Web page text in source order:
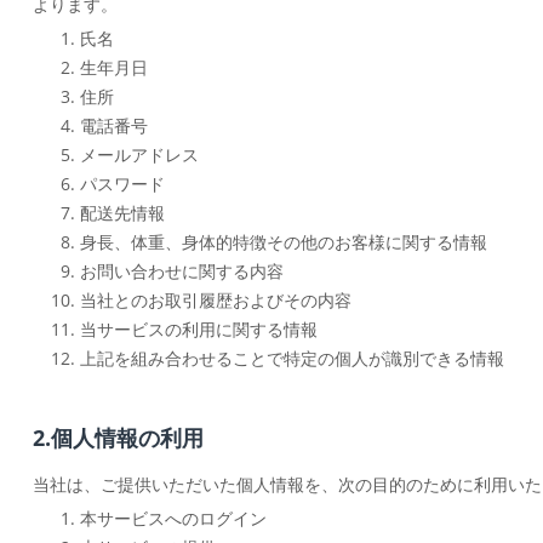
氏名
生年月日
住所
電話番号
メールアドレス
パスワード
配送先情報
身長、体重、身体的特徴その他のお客様に関する情報
お問い合わせに関する内容
当社とのお取引履歴およびその内容
当サービスの利用に関する情報
上記を組み合わせることで特定の個人が識別できる情報
2.個人情報の利用
当社は、ご提供いただいた個人情報を、次の目的のために利用い
本サービスへのログイン